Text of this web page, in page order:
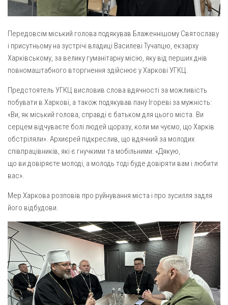
Благовіщення Пресвятої Богородиці (с. Шевченки)
Вознесіння ГНІХ (с. Витівка)
Вознесіння Господнього (м. Кобеляки)
Різдва Пресвятої Богородиці (с. Вільховатка)
Св. Апостола Андрія Первозванного (с. Засулля)
Св. Миколая (с. Деменки)
Успіння Пресвятої Богородиці (м. Кременчук)
Успіння Пресвятої Богородиці (м. Лубни)
Введення в храм Богородиці (м. Суми)
Матері Божої Неустанної Помочі (м. Охтирка)
Монастирі
Свято-Покровський монастир оо Василіян
Свято-Івано-Павлівський монастир сестер Згромадження
Св. Йосифа ОПДМ
Монастир сестер милосердя Св. Вінкентія. Дім Милосердя
Передовсім міський голова подякував Блаженнішому Святославу
і присутньому на зустрічі владиці Василеві Тучапцю, екзарху
Харківському, за велику гуманітарну місію, яку від перших днів
повномаштабного вторгнення здійснює у Харкові УГКЦ.
Предстоятель УГКЦ висловив слова вдячності за можливість
побувати в Харкові, а також подякував пану Ігореві за мужність:
«Ви, як міський голова, справді є батьком для цього міста. Ви
серцем відчуваєте болі людей щоразу, коли ми чуємо, що Харків
обстріляли». Архиєрей підкреслив, що вдячний за молодих
співпрацівників, які є гнучкими та мобільними: «Дякую,
що ви довіряєте молоді, а молодь тоді буде довіряти вам і любити
вас».
Мер Харкова розповів про руйнування міста і про зусилля задля
його відбудови.